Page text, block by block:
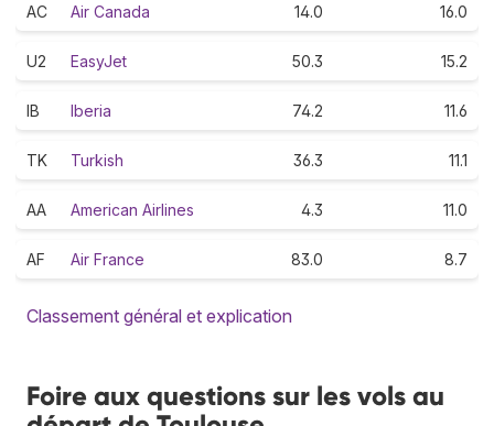
AC Air Canada 14.0 16.0
U2 EasyJet 50.3 15.2
IB Iberia 74.2 11.6
TK Turkish 36.3 11.1
AA American Airlines 4.3 11.0
AF Air France 83.0 8.7
Classement général et explication
Foire aux questions sur les vols au